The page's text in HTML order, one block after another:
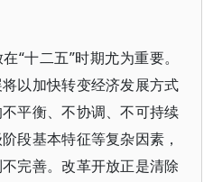
“十二五”时期尤为重要。
以加快转变经济发展方式
平衡、不协调、不可持续
段基本特征等复杂因素，
完善。改革开放正是清除